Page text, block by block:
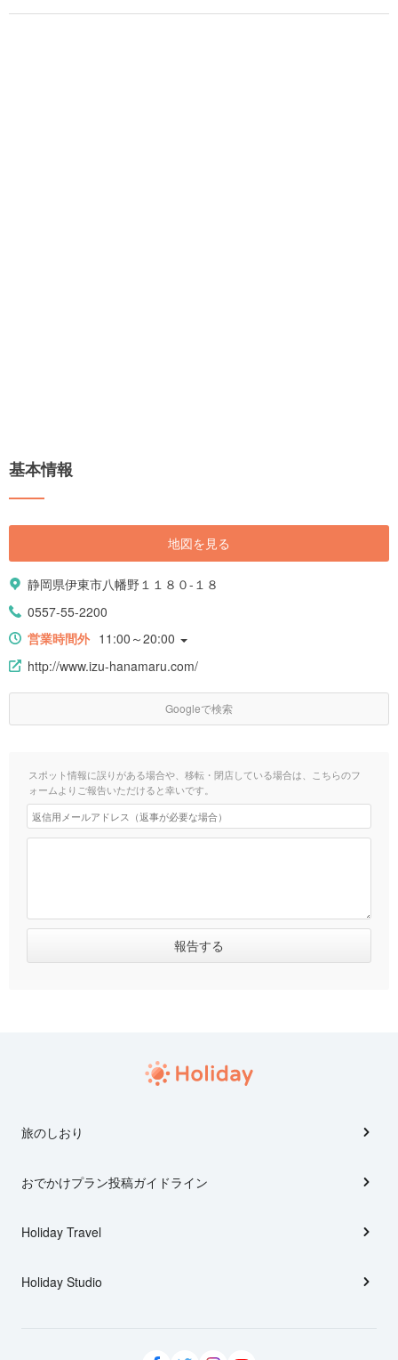
基本情報
地図を見る
静岡県伊東市八幡野１１８０-１８
0557-55-2200
営業時間外 11:00～20:00
http://www.izu-hanamaru.com/
Googleで検索
スポット情報に誤りがある場合や、移転・閉店している場合は、こちらのフ
ォームよりご報告いただけると幸いです。
旅のしおり
おでかけプラン投稿ガイドライン
Holiday Travel
Holiday Studio